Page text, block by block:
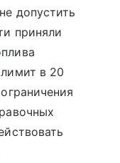
допустить
приняли
в 20